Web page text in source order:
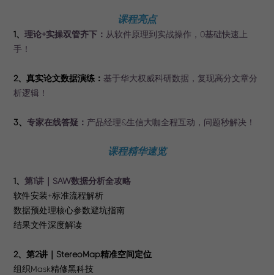
课程亮点
1、理论+实操双管齐下： 从软件原理到实战操作，0基础快速上
手！
2、真实论文数据演练： 基于华大权威科研数据，复现高分文章分
析逻辑！
3、专家在线答疑： 产品经理&生信大咖全程互动，问题秒解决！
课程精华速览
1、第1讲｜SAW数据分析全攻略
软件安装+标准流程解析
数据预处理核心参数避坑指南
结果文件深度解读
2、第2讲｜StereoMap精准空间定位
组织Mask精修黑科技